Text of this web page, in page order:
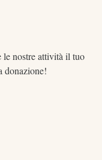
le nostre attività il tuo
donazione!